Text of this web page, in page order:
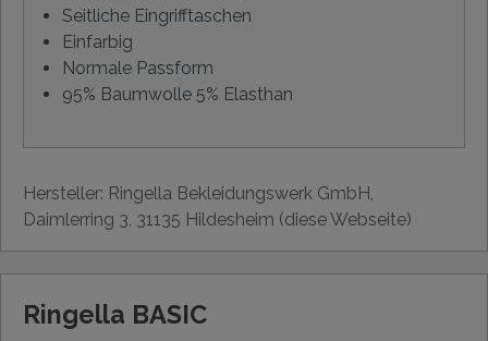
Seitliche Eingrifftaschen
Einfarbig
Normale Passform
95% Baumwolle 5% Elasthan
Hersteller: Ringella Bekleidungswerk GmbH,
Daimlerring 3, 31135 Hildesheim (diese Webseite)
Ringella BASIC